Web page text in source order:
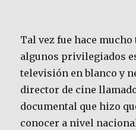
Tal vez fue hace
algunos privilegiados
televisión en blanco y
director de cine
documental que hizo
conocer a nivel